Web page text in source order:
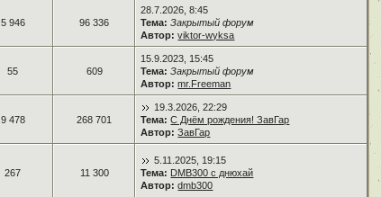
5 946 96 336
28.7.2026, 8:45
Тема: Закрытый форум
Автор: viktor-wyksa
55 609
15.9.2023, 15:45
Тема: Закрытый форум
Автор: mr.Freeman
9 478 268 701
19.3.2026, 22:29
Тема: С Днём рождения! ЗавГар
Автор: ЗавГар
267 11 300
5.11.2025, 19:15
Тема: DMB300 с днюхай
Автор: dmb300